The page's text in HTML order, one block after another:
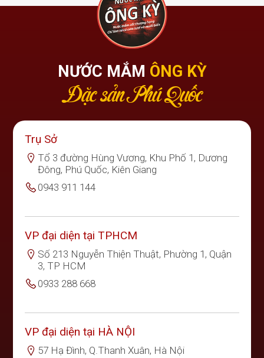
NƯỚC MẮM ÔNG KỲ
Đặc sản Phú Quốc
Trụ Sở
Tổ 3 đường Hùng Vương, Khu Phố 1, Dương
Đông, Phú Quốc, Kiên Giang
0943 911 144
VP đại diện tại TPHCM
Số 213 Nguyễn Thiện Thuật, Phường 1, Quận
3, TP HCM
0933 288 668
VP đại diện tại HÀ NỘI
57 Hạ Đình, Q.Thanh Xuân, Hà Nội